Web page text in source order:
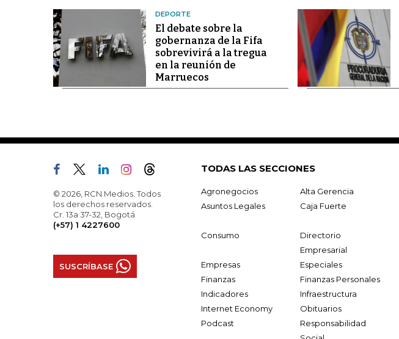
DEPORTE
El debate sobre la
gobernanza de la Fifa
sobrevivirá a la tregua
en la reunión de
Marruecos
© 2026, RCN Medios. Todos
los derechos reservados.
Cr. 13a 37-32, Bogotá
(+57) 1 4227600
SUSCRÍBASE
TODAS LAS SECCIONES
Agronegocios Alta Gerencia
Asuntos Legales
Caja Fuerte
Consumo
Directorio
Empresarial
Empresas Especiales
Finanzas
Finanzas Personales
Indicadores
Infraestructura
Internet Economy
Obituarios
Podcast
Responsabilidad